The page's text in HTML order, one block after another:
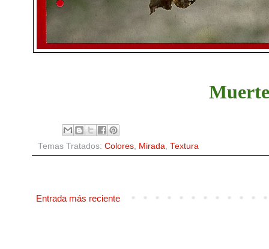
Temas Tratados: Colores Mirada Textura
Entrada más reciente